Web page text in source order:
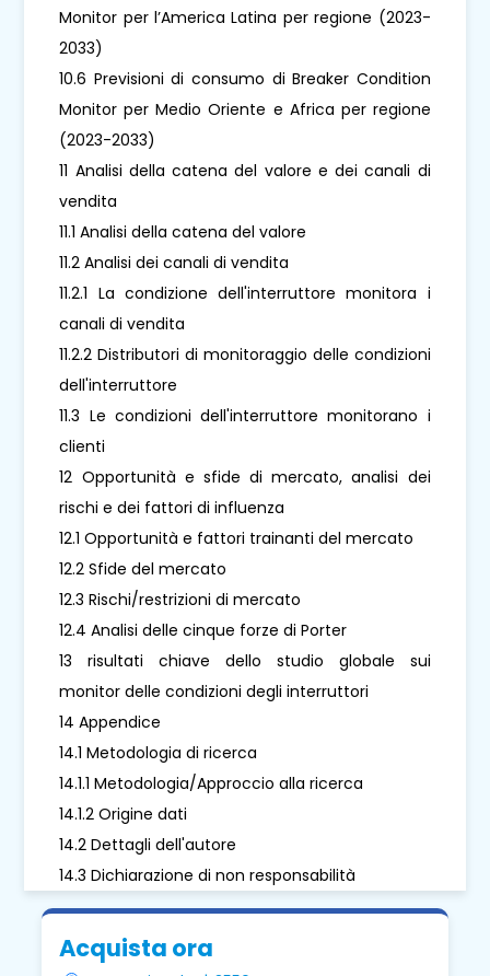
Monitor per l’America Latina per regione (2023-
2033)
10.6 Previsioni di consumo di Breaker Condition
Monitor per Medio Oriente e Africa per regione
(2023-2033)
11 Analisi della catena del valore e dei canali di
vendita
11.1 Analisi della catena del valore
11.2 Analisi dei canali di vendita
11.2.1 La condizione dell'interruttore monitora i
canali di vendita
11.2.2 Distributori di monitoraggio delle condizioni
dell'interruttore
11.3 Le condizioni dell'interruttore monitorano i
clienti
12 Opportunità e sfide di mercato, analisi dei
rischi e dei fattori di influenza
12.1 Opportunità e fattori trainanti del mercato
12.2 Sfide del mercato
12.3 Rischi/restrizioni di mercato
12.4 Analisi delle cinque forze di Porter
13 risultati chiave dello studio globale sui
monitor delle condizioni degli interruttori
14 Appendice
14.1 Metodologia di ricerca
14.1.1 Metodologia/Approccio alla ricerca
14.1.2 Origine dati
14.2 Dettagli dell'autore
14.3 Dichiarazione di non responsabilità
Acquista ora